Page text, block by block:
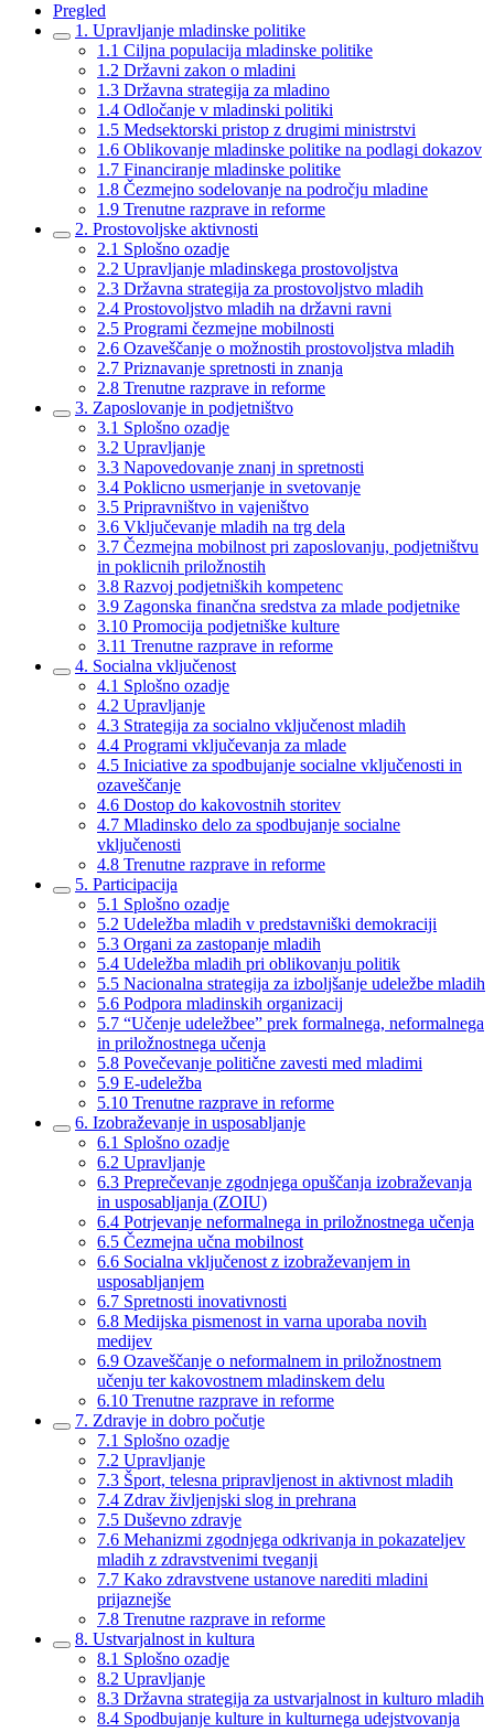
Pregled
1. Upravljanje mladinske politike
1.1 Ciljna populacija mladinske politike
1.2 Državni zakon o mladini
1.3 Državna strategija za mladino
1.4 Odločanje v mladinski politiki
1.5 Medsektorski pristop z drugimi ministrstvi
1.6 Oblikovanje mladinske politike na podlagi dokazov
1.7 Financiranje mladinske politike
1.8 Čezmejno sodelovanje na področju mladine
1.9 Trenutne razprave in reforme
2. Prostovoljske aktivnosti
2.1 Splošno ozadje
2.2 Upravljanje mladinskega prostovoljstva
2.3 Državna strategija za prostovoljstvo mladih
2.4 Prostovoljstvo mladih na državni ravni
2.5 Programi čezmejne mobilnosti
2.6 Ozaveščanje o možnostih prostovoljstva mladih
2.7 Priznavanje spretnosti in znanja
2.8 Trenutne razprave in reforme
3. Zaposlovanje in podjetništvo
3.1 Splošno ozadje
3.2 Upravljanje
3.3 Napovedovanje znanj in spretnosti
3.4 Poklicno usmerjanje in svetovanje
3.5 Pripravništvo in vajeništvo
3.6 Vključevanje mladih na trg dela
3.7 Čezmejna mobilnost pri zaposlovanju, podjetništvu
in poklicnih priložnostih
3.8 Razvoj podjetniških kompetenc
3.9 Zagonska finančna sredstva za mlade podjetnike
3.10 Promocija podjetniške kulture
3.11 Trenutne razprave in reforme
4. Socialna vključenost
4.1 Splošno ozadje
4.2 Upravljanje
4.3 Strategija za socialno vključenost mladih
4.4 Programi vključevanja za mlade
4.5 Iniciative za spodbujanje socialne vključenosti in
ozaveščanje
4.6 Dostop do kakovostnih storitev
4.7 Mladinsko delo za spodbujanje socialne
vključenosti
4.8 Trenutne razprave in reforme
5. Participacija
5.1 Splošno ozadje
5.2 Udeležba mladih v predstavniški demokraciji
5.3 Organi za zastopanje mladih
5.4 Udeležba mladih pri oblikovanju politik
5.5 Nacionalna strategija za izboljšanje udeležbe mladih
5.6 Podpora mladinskih organizacij
5.7 “Učenje udeležbee” prek formalnega, neformalnega
in priložnostnega učenja
5.8 Povečevanje politične zavesti med mladimi
5.9 E-udeležba
5.10 Trenutne razprave in reforme
6. Izobraževanje in usposabljanje
6.1 Splošno ozadje
6.2 Upravljanje
6.3 Preprečevanje zgodnjega opuščanja izobraževanja
in usposabljanja (ZOIU)
6.4 Potrjevanje neformalnega in priložnostnega učenja
6.5 Čezmejna učna mobilnost
6.6 Socialna vključenost z izobraževanjem in
usposabljanjem
6.7 Spretnosti inovativnosti
6.8 Medijska pismenost in varna uporaba novih
medijev
6.9 Ozaveščanje o neformalnem in priložnostnem
učenju ter kakovostnem mladinskem delu
6.10 Trenutne razprave in reforme
7. Zdravje in dobro počutje
7.1 Splošno ozadje
7.2 Upravljanje
7.3 Šport, telesna pripravljenost in aktivnost mladih
7.4 Zdrav življenjski slog in prehrana
7.5 Duševno zdravje
7.6 Mehanizmi zgodnjega odkrivanja in pokazateljev
mladih z zdravstvenimi tveganji
7.7 Kako zdravstvene ustanove narediti mladini
prijaznejše
7.8 Trenutne razprave in reforme
8. Ustvarjalnost in kultura
8.1 Splošno ozadje
8.2 Upravljanje
8.3 Državna strategija za ustvarjalnost in kulturo mladih
8.4 Spodbujanje kulture in kulturnega udejstvovanja